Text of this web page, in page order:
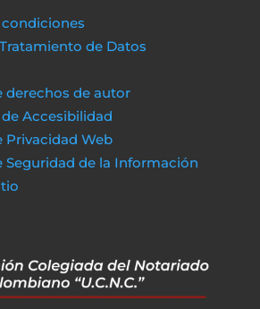
de Datos
derechos de autor
Accesibilidad
Privacidad Web
Seguridad de la Información